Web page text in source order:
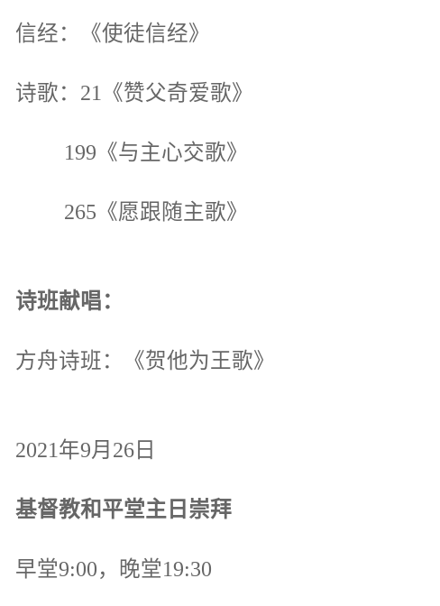
信经：《使徒信经》
诗歌：21《赞父奇爱歌》
199《与主心交歌》
265《愿跟随主歌》
诗班献唱：
方舟诗班：《贺他为王歌》
2021年9月26日
基督教和平堂主日崇拜
早堂9:00，晚堂19:30